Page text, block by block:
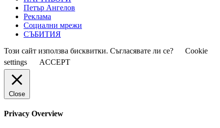
Петър Ангелов
Реклама
Социални мрежи
СЪБИТИЯ
Този сайт използва бисквитки. Съгласявате ли се?
Cookie
settings
ACCEPT
Close
Privacy Overview